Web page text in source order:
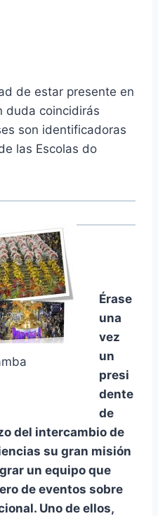
de estar presente en
duda coincidirás
son identificadoras
las Escolas do
Érase
una
vez
un
presi
dente
de
del intercambio de
su gran misión
un equipo que
de eventos sobre
Uno de ellos,